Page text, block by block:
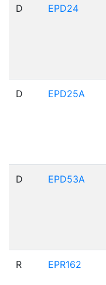
D EPD24
D EPD25A
D EPD53A
R EPR162